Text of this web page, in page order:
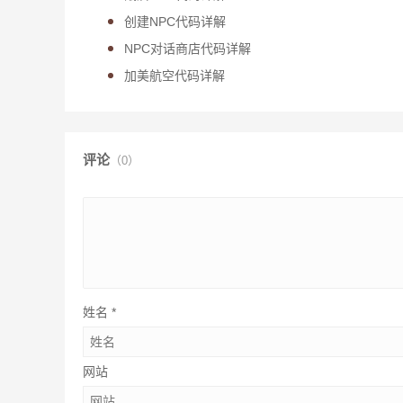
创建NPC代码详解
NPC对话商店代码详解
加美航空代码详解
评论（0）
姓名 *
网站